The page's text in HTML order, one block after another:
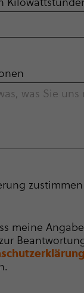
zustimmen
meine